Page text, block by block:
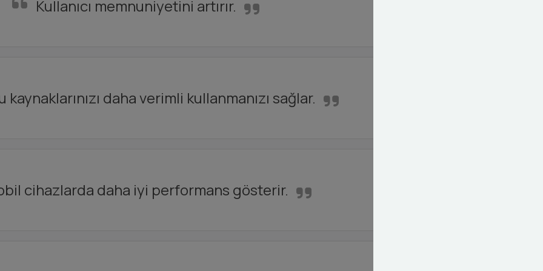
Kullanıcı memnuniyetini artırır.
kaynaklarınızı daha verimli kullanmanızı sağlar.
cihazlarda daha iyi performans gösterir.